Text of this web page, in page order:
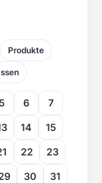
Produkte
5 6
7
14
15
22
23
30
31